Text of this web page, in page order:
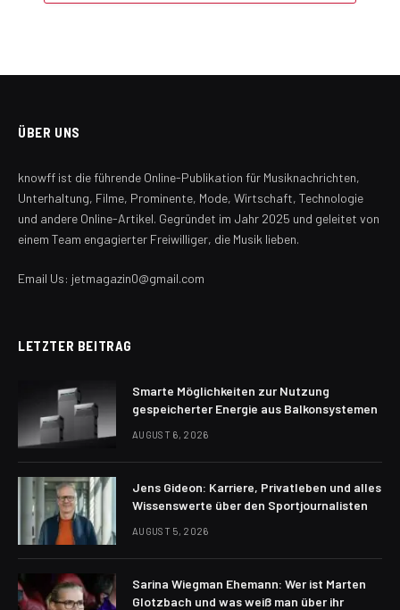
ÜBER UNS
knowff ist die führende Online-Publikation für Musiknachrichten,
Unterhaltung, Filme, Prominente, Mode, Wirtschaft, Technologie
und andere Online-Artikel. Gegründet im Jahr 2025 und geleitet von
einem Team engagierter Freiwilliger, die Musik lieben.
Email Us: jetmagazin0@gmail.com
LETZTER BEITRAG
Smarte Möglichkeiten zur Nutzung
gespeicherter Energie aus Balkonsystemen
AUGUST 6, 2026
Jens Gideon: Karriere, Privatleben und alles
Wissenswerte über den Sportjournalisten
AUGUST 5, 2026
Sarina Wiegman Ehemann: Wer ist Marten
Glotzbach und was weiß man über ihr